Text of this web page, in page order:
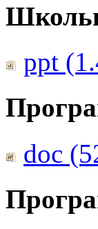
ppt
doc